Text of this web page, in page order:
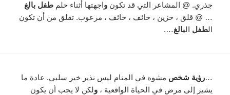
جذري. @ المشاعر التي قد تكونواجهتها أثناء حلمطفل بالغ
… @ قلق ، حزين ، خائف ، خائف ، مرعوب. تقلق من أن تكون
الطفل البالغ….
…رؤية شخص مشوه في المنام ليس نذير خير سلبي. عادة ما
يشير إلى مرض في الحياة الواقعية ،ولكن لا يجب أن يكون